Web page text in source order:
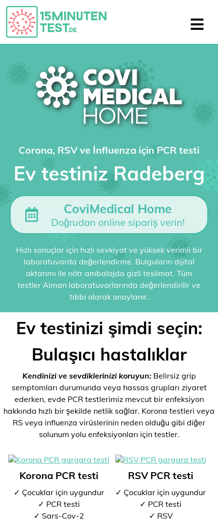
Corona, RSV ve İnfluenza için PCR testi
Ev testiniz Radeberg
CoviMedical Home
Doğrudan online sipariş verin!
Hızlı sonuçlar için hızlı sevkiyat ve yüksek verimli bir
laboratuvarda değerlendirme. Bulguların dijital
aktarımı ile nötr ambalajda gizli teslimat. Tüm
testler Alman laboratuvarlarında değerlendirilir ve
tıbbi olarak onaylanır.
Ev testinizi şimdi seçin:
Bulaşıcı hastalıklar
Kendinizi ve sevdiklerinizi koruyun:Belirsiz grip
semptomları durumunda veya hassas grupları ziyaret
ederken, evde PCR testlerimiz mevcut bir enfeksiyon
hakkında hızlı bir şekilde netlik sağlar. Korona testleri veya
RS veya influenza virüslerinin neden olduğu gibi diğer
solunum yolu enfeksiyonları için testler.
Korona PCR testi
✓ Çocuklar için uygundur
✓ PCR testi
✓ Sars-Cov-2
RSV PCR testi
✓ Çocuklar için uygundur
✓ PCR testi
✓ RSV